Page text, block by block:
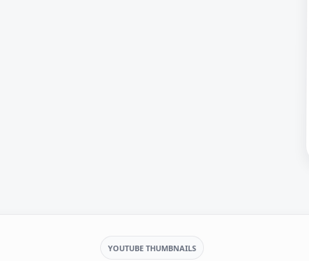
YOUTUBE THUMBNAILS